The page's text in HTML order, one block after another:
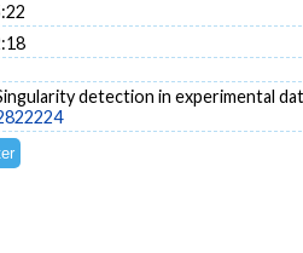
Singularity detection in experimental